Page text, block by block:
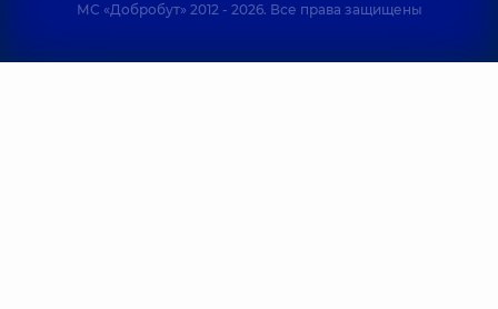
МС «Добробут» 2012 - 2026. Все права защищены